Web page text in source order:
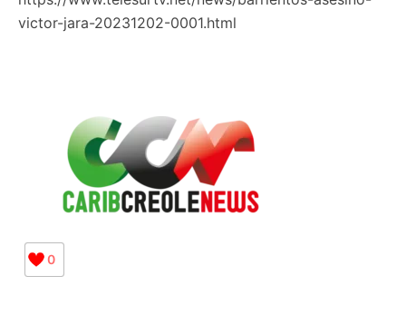
victor-jara-20231202-0001.html
0